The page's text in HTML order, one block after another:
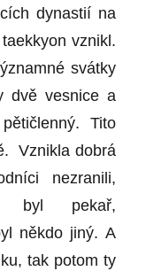
dynastií na
vznikl.
svátky
dvě vesnice a
Tito
Vznikla dobrá
nezranili,
byl pekař,
někdo jiný. A
tak potom ty